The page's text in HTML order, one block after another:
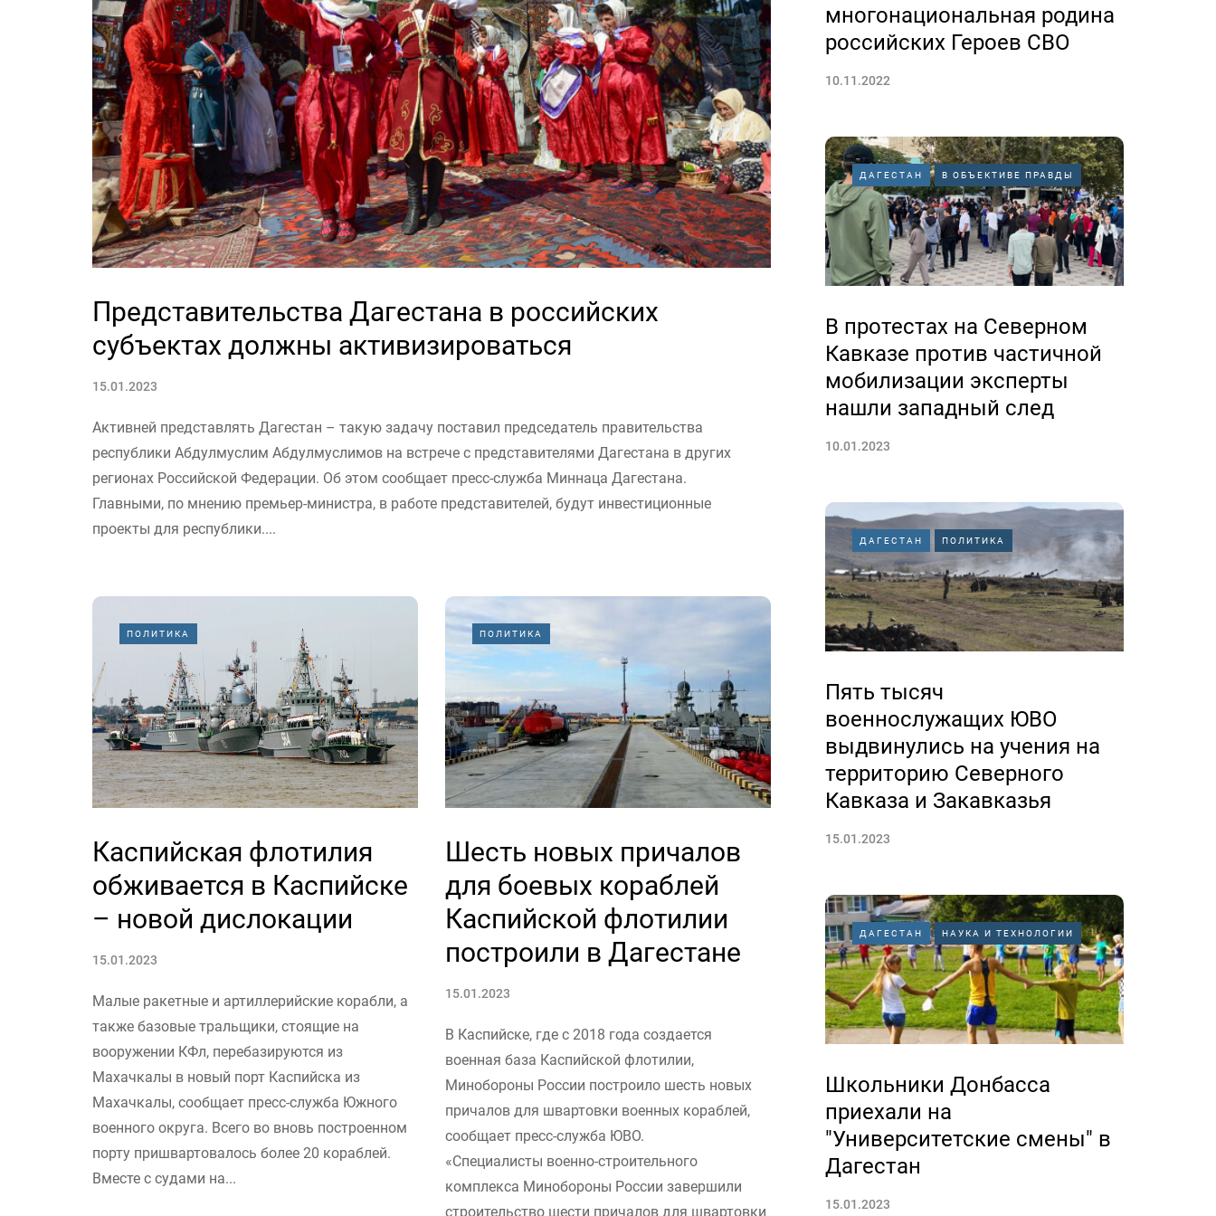
Представительства Дагестана в российских
субъектах должны активизироваться
15.01.2023
Активней представлять Дагестан – такую задачу поставил председатель правительства
республики Абдулмуслим Абдулмуслимов на встрече с представителями Дагестана в других
регионах Российской Федерации. Об этом сообщает пресс-служба Миннаца Дагестана.
Главными, по мнению премьер-министра, в работе представителей, будут инвестиционные
проекты для республики....
ПОЛИТИКА
Каспийская флотилия
обживается в Каспийске
– новой дислокации
15.01.2023
Малые ракетные и артиллерийские корабли, а
также базовые тральщики, стоящие на
вооружении КФл, перебазируются из
Махачкалы в новый порт Каспийска из
Махачкалы, сообщает пресс-служба Южного
военного округа. Всего во вновь построенном
порту пришвартовалось более 20 кораблей.
Вместе с судами на...
ПОЛИТИКА
Шесть новых причалов
для боевых кораблей
Каспийской флотилии
построили в Дагестане
15.01.2023
В Каспийске, где с 2018 года создается
военная база Каспийской флотилии,
Минобороны России построило шесть новых
причалов для швартовки военных кораблей,
сообщает пресс-служба ЮВО.
«Специалисты военно-строительного
комплекса Минобороны России завершили
строительство шести причалов для швартовки
многонациональная родина
российских Героев СВО
10.11.2022
ДАГЕСТАН В ОБЪЕКТИВЕ ПРАВДЫ
В протестах на Северном
Кавказе против частичной
мобилизации эксперты
нашли западный след
10.01.2023
ДАГЕСТАН ПОЛИТИКА
Пять тысяч
военнослужащих ЮВО
выдвинулись на учения на
территорию Северного
Кавказа и Закавказья
15.01.2023
ДАГЕСТАН НАУКА И ТЕХНОЛОГИИ
Школьники Донбасса
приехали на
"Университетские смены" в
Дагестан
15.01.2023